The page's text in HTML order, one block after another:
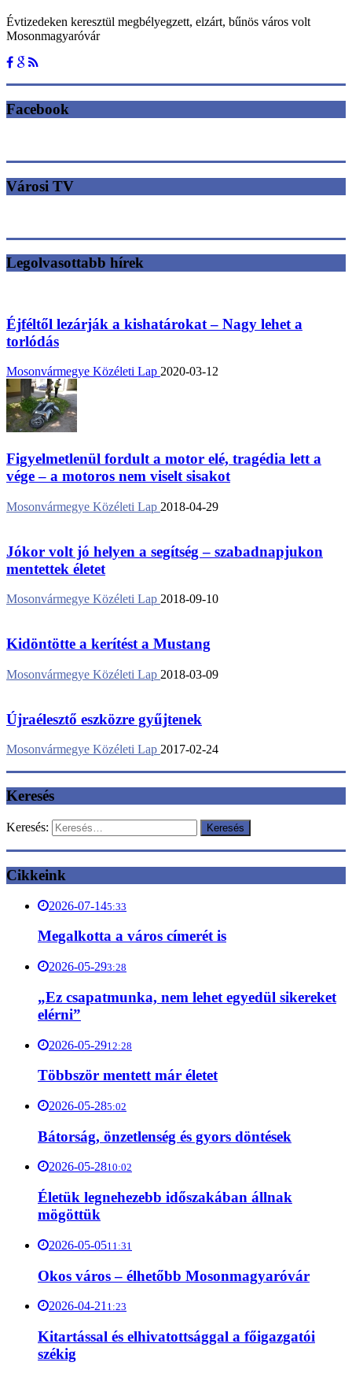
Évtizedeken keresztül megbélyegzett, elzárt, bűnös város volt
Mosonmagyaróvár
Facebook
Városi TV
Legolvasottabb hírek
Éjféltől lezárják a kishatárokat – Nagy lehet a
torlódás
Mosonvármegye Közéleti Lap 2020-03-12
Figyelmetlenül fordult a motor elé, tragédia lett a
vége – a motoros nem viselt sisakot
Mosonvármegye Közéleti Lap 2018-04-29
Jókor volt jó helyen a segítség – szabadnapjukon
mentettek életet
Mosonvármegye Közéleti Lap 2018-09-10
Kidöntötte a kerítést a Mustang
Mosonvármegye Közéleti Lap 2018-03-09
Újraélesztő eszközre gyűjtenek
Mosonvármegye Közéleti Lap 2017-02-24
Keresés
Keresés:
Cikkeink
2026-07-145:33
Megalkotta a város címerét is
2026-05-293:28
„Ez csapatmunka, nem lehet egyedül sikereket
elérni”
2026-05-2912:28
Többször mentett már életet
2026-05-285:02
Bátorság, önzetlenség és gyors döntések
2026-05-2810:02
Életük legnehezebb időszakában állnak
mögöttük
2026-05-0511:31
Okos város – élhetőbb Mosonmagyaróvár
2026-04-21 1:23
Kitartással és elhivatottsággal a főigazgatói
székig